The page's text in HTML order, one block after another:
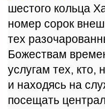
шестого кольца
номер сорок
тех
Божествам
услугам тех, кто,
и находясь на
посещать